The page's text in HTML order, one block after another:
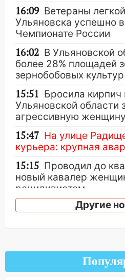
16:09 Ветераны
Ульяновска успешно
Чемпионате России
16:02 В Ульяновской
более 28% площадей
зернобобовых культур
15:51 Бросила кирпич
Ульяновской области
агрессивную женщину
15:47 На улице
курьера: крупная
15:15 Проводил до
новый кавалер
рецидивистом
14:26
В Ульяновске
передумать
повысят зарплату
Другие